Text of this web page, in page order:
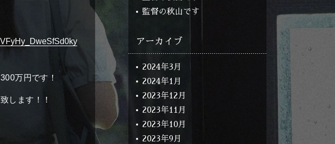
story
万円です！
します！！
監督の秋山です
アーカイブ
2024年3月
2024年1月
2023年12月
2023年11月
2023年10月
2023年9月